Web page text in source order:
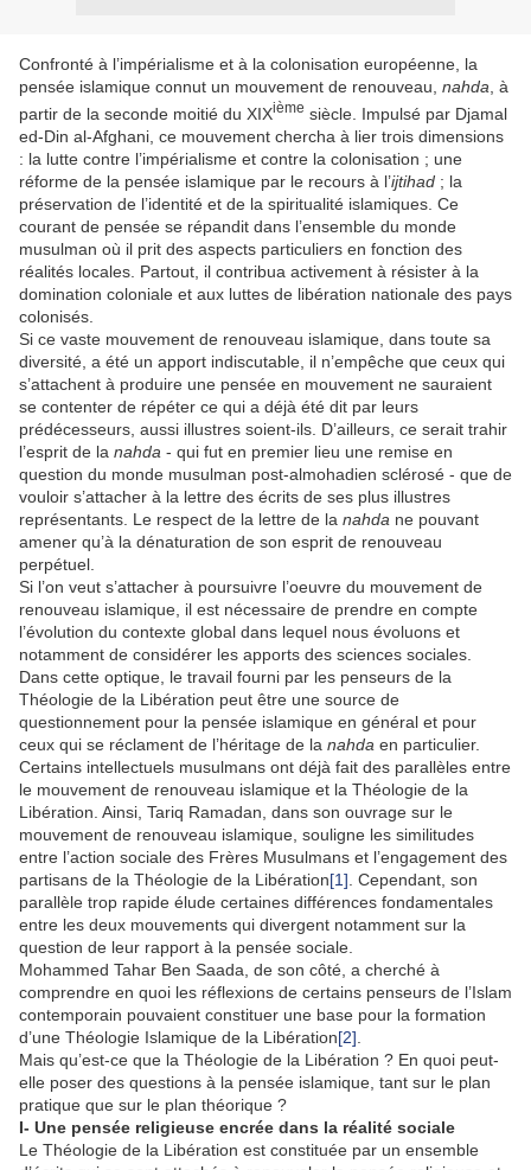
Confronté à l’impérialisme et à la colonisation européenne, la
pensée islamique connut un mouvement de renouveau, nahda , à
partir de la seconde moitié du XIXième siècle. Impulsé par Djamal
ed-Din al-Afghani, ce mouvement chercha à lier trois dimensions
: la lutte contre l’impérialisme et contre la colonisation ; une
réforme de la pensée islamique par le recours à l’ijtihad ; la
préservation de l’identité et de la spiritualité islamiques. Ce
courant de pensée se répandit dans l’ensemble du monde
musulman où il prit des aspects particuliers en fonction des
réalités locales. Partout, il contribua activement à résister à la
domination coloniale et aux luttes de libération nationale des pays
colonisés.
Si ce vaste mouvement de renouveau islamique, dans toute sa
diversité, a été un apport indiscutable, il n’empêche que ceux qui
s’attachent à produire une pensée en mouvement ne sauraient
se contenter de répéter ce qui a déjà été dit par leurs
prédécesseurs, aussi illustres soient-ils. D’ailleurs, ce serait trahir
l’esprit de la nahda - qui fut en premier lieu une remise en
question du monde musulman post-almohadien sclérosé - que de
vouloir s’attacher à la lettre des écrits de ses plus illustres
représentants. Le respect de la lettre de la nahda ne pouvant
amener qu’à la dénaturation de son esprit de renouveau
perpétuel.
Si l’on veut s’attacher à poursuivre l’oeuvre du mouvement de
renouveau islamique, il est nécessaire de prendre en compte
l’évolution du contexte global dans lequel nous évoluons et
notamment de considérer les apports des sciences sociales.
Dans cette optique, le travail fourni par les penseurs de la
Théologie de la Libération peut être une source de
questionnement pour la pensée islamique en général et pour
ceux qui se réclament de l’héritage de la nahda en particulier.
Certains intellectuels musulmans ont déjà fait des parallèles entre
le mouvement de renouveau islamique et la Théologie de la
Libération. Ainsi, Tariq Ramadan, dans son ouvrage sur le
mouvement de renouveau islamique, souligne les similitudes
entre l’action sociale des Frères Musulmans et l’engagement des
partisans de la Théologie de la Libération[1] . Cependant, son
parallèle trop rapide élude certaines différences fondamentales
entre les deux mouvements qui divergent notamment sur la
question de leur rapport à la pensée sociale.
Mohammed Tahar Ben Saada, de son côté, a cherché à
comprendre en quoi les réflexions de certains penseurs de l’Islam
contemporain pouvaient constituer une base pour la formation
d’une Théologie Islamique de la Libération[2]
Mais qu’est-ce que la Théologie de la Libération ? En quoi peut-
elle poser des questions à la pensée islamique, tant sur le plan
pratique que sur le plan théorique ?
I- Une pensée religieuse encrée dans la réalité sociale
Le Théologie de la Libération est constituée par un ensemble